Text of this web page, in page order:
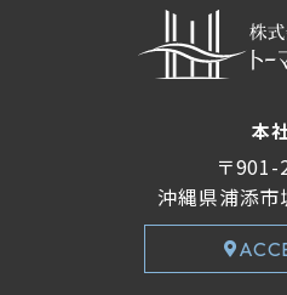
本
〒901-
沖縄県浦添